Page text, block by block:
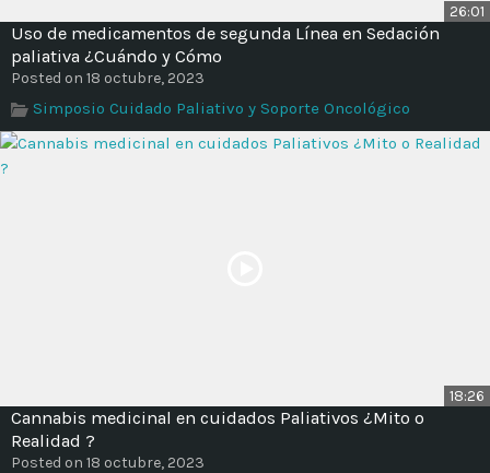
26:01
Uso de medicamentos de segunda Línea en Sedación
paliativa ¿Cuándo y Cómo
Posted on 18 octubre, 2023
Simposio Cuidado Paliativo y Soporte Oncológico
18:26
Cannabis medicinal en cuidados Paliativos ¿Mito o
Realidad ?
Posted on 18 octubre, 2023